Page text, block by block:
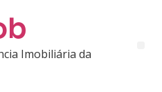
Imobiliária da